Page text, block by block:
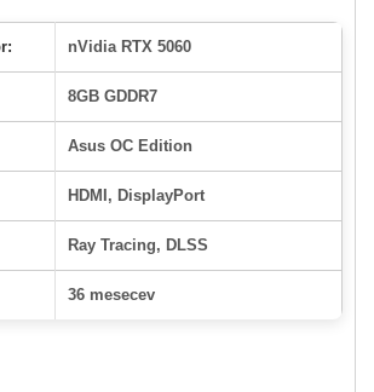
nVidia RTX 5060
8GB GDDR7
Asus OC Edition
HDMI, DisplayPort
Ray Tracing, DLSS
36 mesecev